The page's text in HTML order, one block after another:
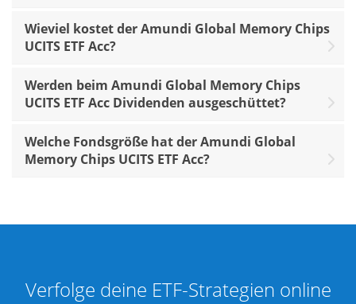
Wieviel kostet der Amundi Global Memory Chips
UCITS ETF Acc?
Werden beim Amundi Global Memory Chips
UCITS ETF Acc Dividenden ausgeschüttet?
Welche Fondsgröße hat der Amundi Global
Memory Chips UCITS ETF Acc?
Verfolge deine ETF-Strategien online